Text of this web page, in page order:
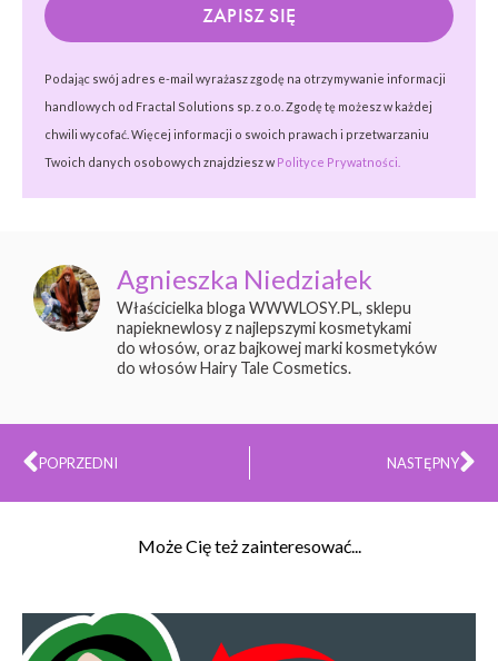
ZAPISZ SIĘ
Podając swój adres e-mail wyrażasz zgodę na otrzymywanie informacji
handlowych od Fractal Solutions sp. z o.o. Zgodę tę możesz w każdej
chwili wycofać. Więcej informacji o swoich prawach i przetwarzaniu
Twoich danych osobowych znajdziesz w Polityce Prywatności.
Agnieszka Niedziałek
Właścicielka bloga WWWLOSY.PL, sklepu
napieknewlosy z najlepszymi kosmetykami
do włosów, oraz bajkowej marki kosmetyków
do włosów Hairy Tale Cosmetics.
Prev
POPRZEDNI NASTĘPNY
Może Cię też zainteresować...